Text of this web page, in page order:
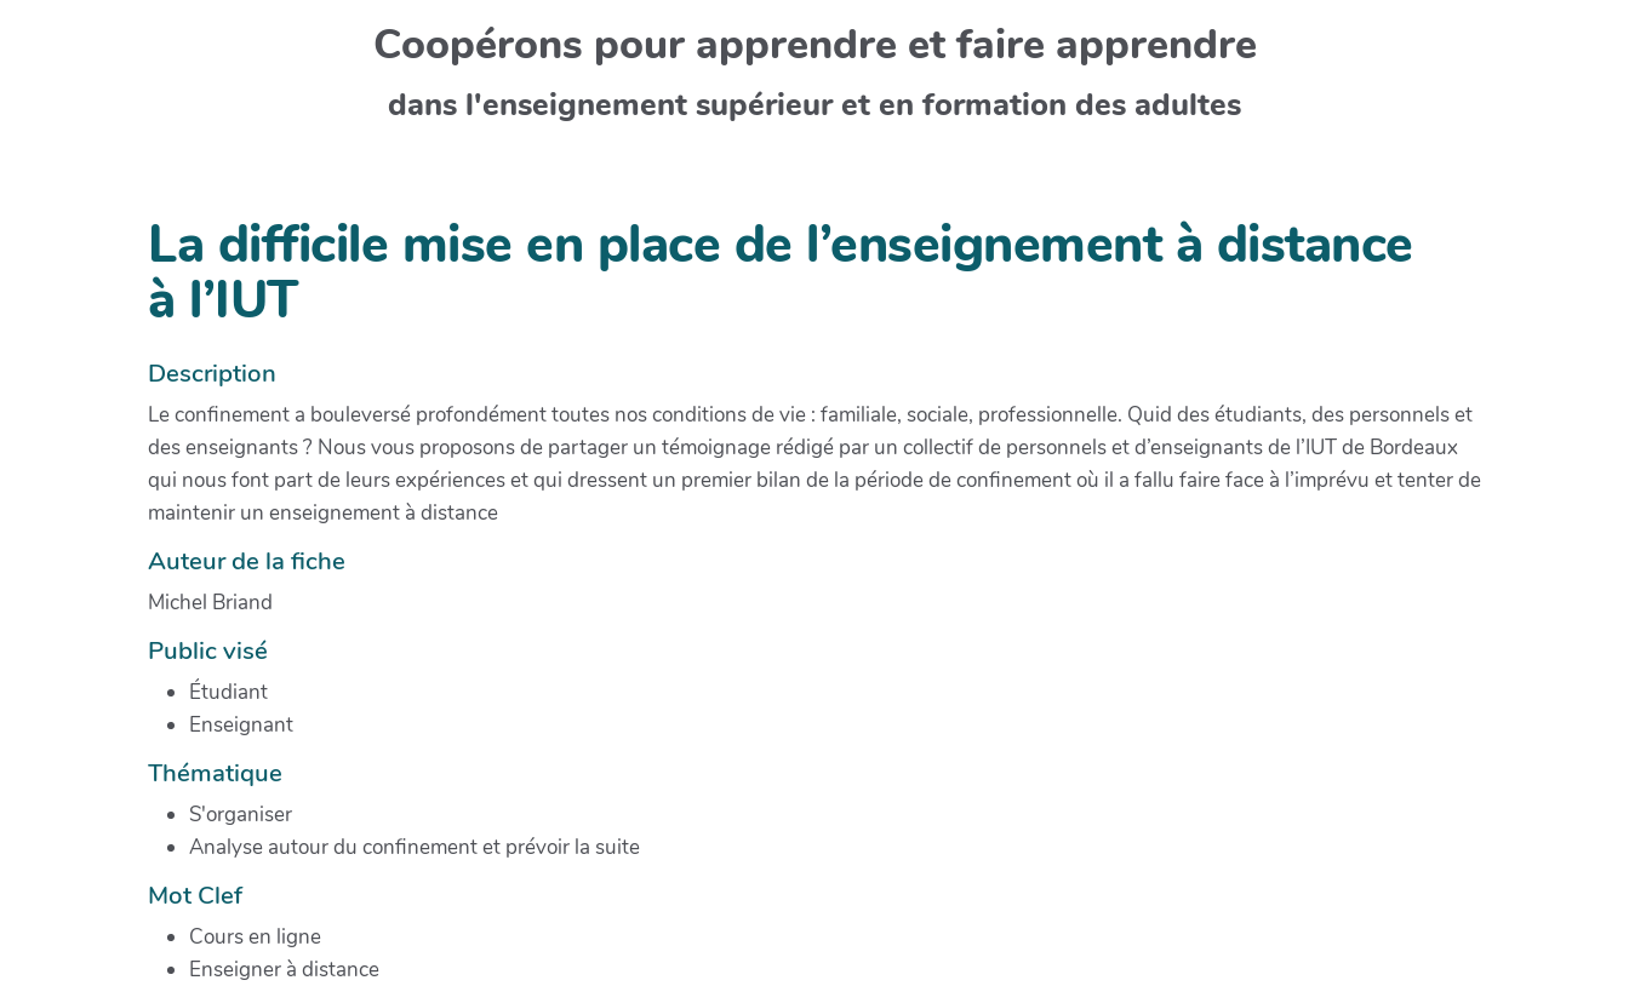
Coopérons pour apprendre et faire apprendre
dans l'enseignement supérieur et en formation des adultes
La difficile mise en place de l’enseignement à distance
à l’IUT
Description
Le confinement a bouleversé profondément toutes nos conditions de vie : familiale, sociale, professionnelle. Quid des étudiants, des personnels et
des enseignants ? Nous vous proposons de partager un témoignage rédigé par un collectif de personnels et d’enseignants de l’IUT de Bordeaux
qui nous font part de leurs expériences et qui dressent un premier bilan de la période de confinement où il a fallu faire face à l’imprévu et tenter de
maintenir un enseignement à distance
Auteur de la fiche
Michel Briand
Public visé
Étudiant
Enseignant
Thématique
S'organiser
Analyse autour du confinement et prévoir la suite
Mot Clef
Cours en ligne
Enseigner à distance